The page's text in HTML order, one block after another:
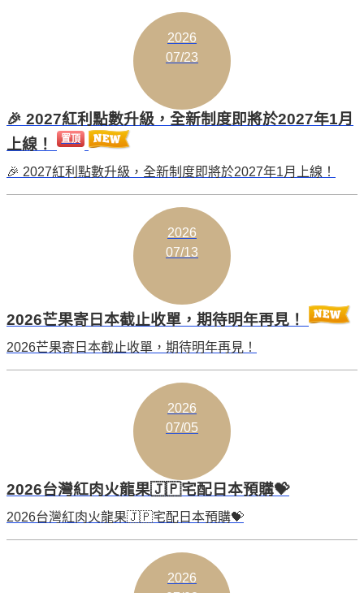
2026
07/23
🎉 2027紅利點數升級，全新制度即將於2027年1月
上線！
置頂
🎉 2027紅利點數升級，全新制度即將於2027年1月上線！
2026
07/13
2026芒果寄日本截止收單，期待明年再見！
2026芒果寄日本截止收單，期待明年再見！
2026
07/05
2026台灣紅肉火龍果🇯🇵宅配日本預購💝
2026台灣紅肉火龍果🇯🇵宅配日本預購💝
2026